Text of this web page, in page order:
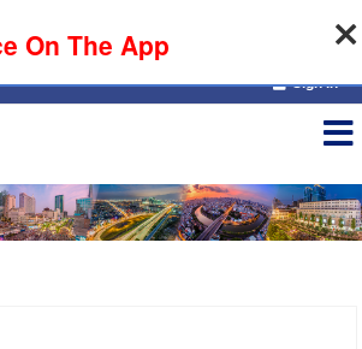
Sign in
On The App